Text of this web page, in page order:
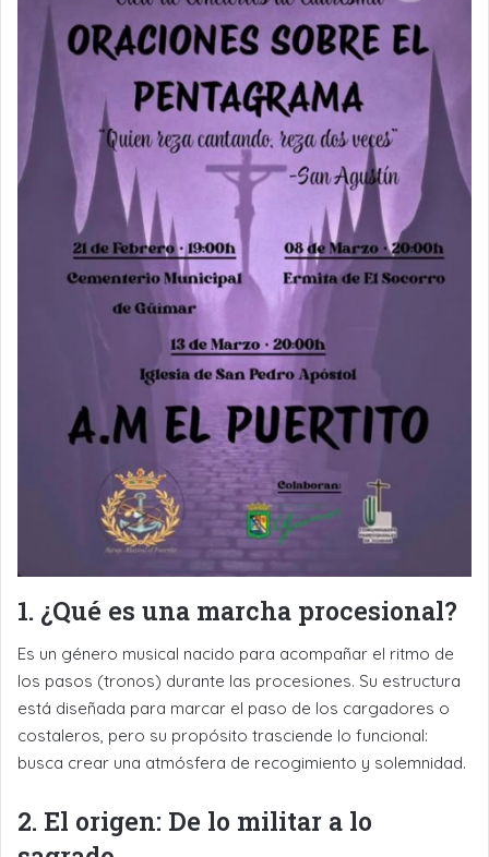
1. ¿Qué es una marcha procesional?
Es un género musical nacido para acompañar el ritmo de
los pasos (tronos) durante las procesiones. Su estructura
está diseñada para marcar el paso de los cargadores o
costaleros, pero su propósito trasciende lo funcional:
busca crear una atmósfera de recogimiento y solemnidad.
2. El origen: De lo militar a lo